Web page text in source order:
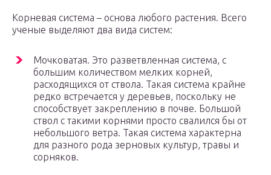
Корневая система – основа любого растения. Всего
ученые выделяют два вида систем:
Мочковатая. Это разветвленная система, с
большим количеством мелких корней,
расходящихся от ствола. Такая система крайне
редко встречается у деревьев, поскольку не
способствует закреплению в почве. Большой
ствол с такими корнями просто свалился бы от
небольшого ветра. Такая система характерна
для разного рода зерновых культур, травы и
сорняков.